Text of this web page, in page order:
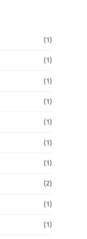
(1)
(1)
(1)
(1)
(1)
(1)
(1)
(2)
(1)
(1)